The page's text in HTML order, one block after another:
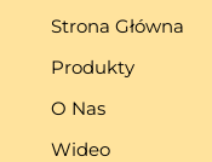
Strona Główna
Produkty
O Nas
Wideo